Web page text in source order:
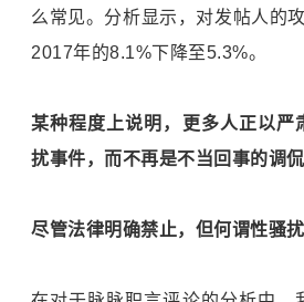
么常见。分析显示，对发帖人的
2017年的8.1%下降至5.3%。
某种程度上说明，更多人正以严
扰事件，而不再是不当回事的调侃
尽管法律明确禁止，但何谓性骚